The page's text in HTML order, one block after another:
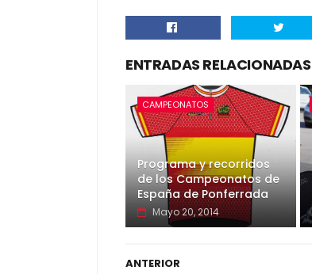
ENTRADAS RELACIONADAS
CAMPEONATOS
Programa y recorridos
de los Campeonatos de
España de Ponferrada
Mayo 20, 2014
ANTERIOR